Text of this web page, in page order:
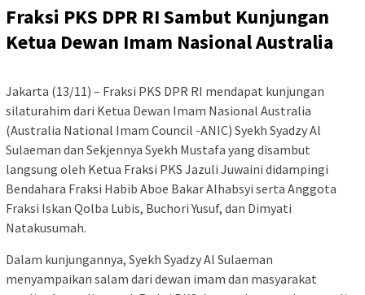
Fraksi PKS DPR RI Sambut Kunjungan
Ketua Dewan Imam Nasional Australia
Jakarta (13/11) – Fraksi PKS DPR RI mendapat kunjungan
silaturahim dari Ketua Dewan Imam Nasional Australia
(Australia National Imam Council -ANIC) Syekh Syadzy Al
Sulaeman dan Sekjennya Syekh Mustafa yang disambut
langsung oleh Ketua Fraksi PKS Jazuli Juwaini didampingi
Bendahara Fraksi Habib Aboe Bakar Alhabsyi serta Anggota
Fraksi Iskan Qolba Lubis, Buchori Yusuf, dan Dimyati
Natakusumah.
Dalam kunjungannya, Syekh Syadzy Al Sulaeman
menyampaikan salam dari dewan imam dan masyarakat